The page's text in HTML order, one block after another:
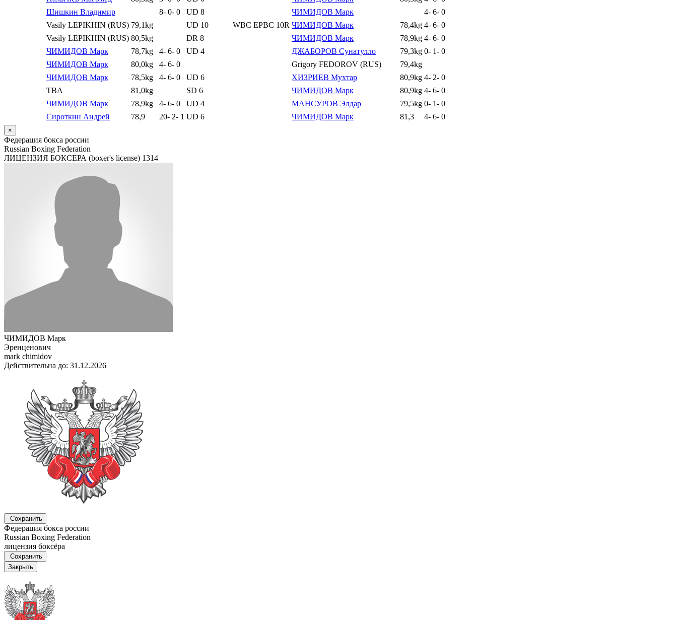
Шишкин Владимир
8- 0- 0 UD 8 ЧИМИДОВ Марк 4- 6- 0
Vasily LEPIKHIN (RUS) 79,1kg UD 10 WBC EPBC 10R ЧИМИДОВ Марк 78,4kg 4- 6- 0
Vasily LEPIKHIN (RUS) 80,5kg DR 8 ЧИМИДОВ Марк 78,9kg 4- 6- 0
ЧИМИДОВ Марк
78,7kg 4- 6- 0 UD 4 ДЖАБОРОВ Сунатулло 79,3kg 0- 1- 0
ЧИМИДОВ Марк
80,0kg 4- 6- 0 Grigory FEDOROV (RUS)
79,4kg
ЧИМИДОВ Марк
78,5kg 4- 6- 0 UD 6 ХИЗРИЕВ Мухтар 80,9kg 4- 2- 0
TBA
81,0kg SD 6 ЧИМИДОВ Марк 80,9kg 4- 6- 0
ЧИМИДОВ Марк
78,9kg 4- 6- 0 UD 4 МАНСУРОВ Элдар 79,5kg 0- 1- 0
Сироткин Андрей
78,9 20- 2- 1 UD 6 ЧИМИДОВ Марк 81,3 4- 6- 0
×
Федерация бокса россии
Russian Boxing Federation
ЛИЦЕНЗИЯ БОКСЕРА (boxer's license) 1314
ЧИМИДОВ Марк
Эренценович
mark chimidov
Действительна до: 31.12.2026
Сохранить
Федерация бокса россии
Russian Boxing Federation
лицензия боксёра
Сохранить
Закрыть